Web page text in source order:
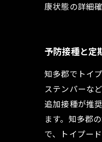
康状態の詳細
予防接種と定
知多郡でトイ
ステンパーな
追加接種が推
ます。知多郡
で、トイプー